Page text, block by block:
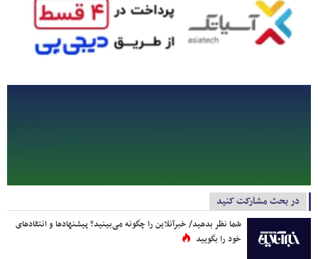
در بحث مشارکت کنید
شما نظر بدهید/ خبرآنلاین را چگونه می‌بینید؟ پیشنهادها و انتقادهای
خود را بگویید